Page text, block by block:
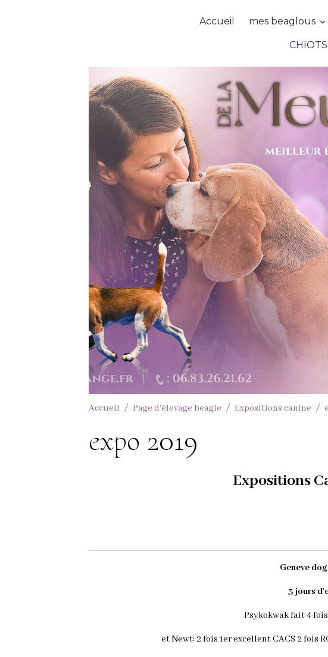
Accueil mes beaglous
CHIOTS
Accueil Page d'élevage beagle Expositions canine
expo 2019
Expositions
Geneve
3 jours
Psykokwak fait 4
et Newt: 2 fois 1er excellent CACS 2 fois